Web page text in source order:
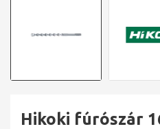
Hikoki fúrószár